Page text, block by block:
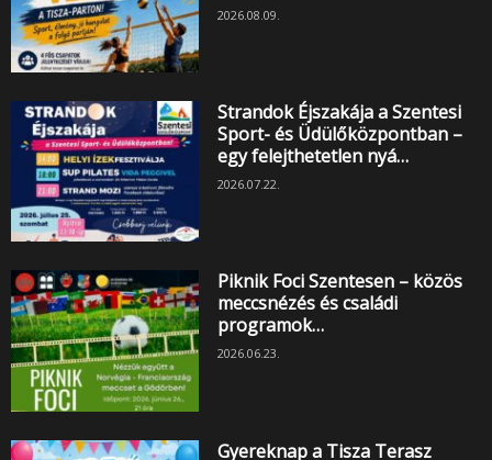
2026.08.09.
Strandok Éjszakája a Szentesi
Sport- és Üdülőközpontban –
egy felejthetetlen nyá…
2026.07.22.
Piknik Foci Szentesen – közös
meccsnézés és családi
programok…
2026.06.23.
Gyereknap a Tisza Terasz